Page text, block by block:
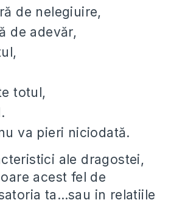
de nelegiuire,
de adevăr,
totul,
va pieri niciodată.
ale dragostei,
acest fel de
ta…sau in relatiile